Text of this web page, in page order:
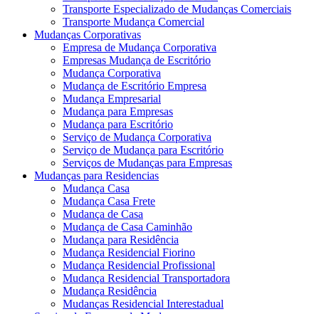
Transporte Especializado de Mudanças Comerciais
Transporte Mudança Comercial
Mudanças Corporativas
Empresa de Mudança Corporativa
Empresas Mudança de Escritório
Mudança Corporativa
Mudança de Escritório Empresa
Mudança Empresarial
Mudança para Empresas
Mudança para Escritório
Serviço de Mudança Corporativa
Serviço de Mudança para Escritório
Serviços de Mudanças para Empresas
Mudanças para Residencias
Mudança Casa
Mudança Casa Frete
Mudança de Casa
Mudança de Casa Caminhão
Mudança para Residência
Mudança Residencial Fiorino
Mudança Residencial Profissional
Mudança Residencial Transportadora
Mudança Residência
Mudanças Residencial Interestadual